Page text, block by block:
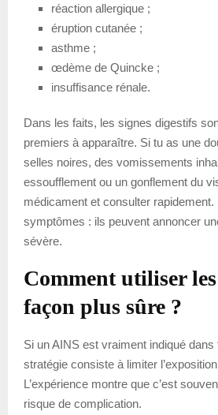
réaction allergique ;
éruption cutanée ;
asthme ;
œdème de Quincke ;
insuffisance rénale.
Dans les faits, les signes digestifs
premiers à apparaître. Si tu as une
selles noires, des vomissements
essoufflement ou un gonflement du
médicament et consulter
symptômes : ils peuvent annoncer
sévère.
Comment utiliser
façon plus sûre ?
Si un AINS est vraiment indiqué
stratégie consiste à limiter
L’expérience montre que c’est
risque de complication.